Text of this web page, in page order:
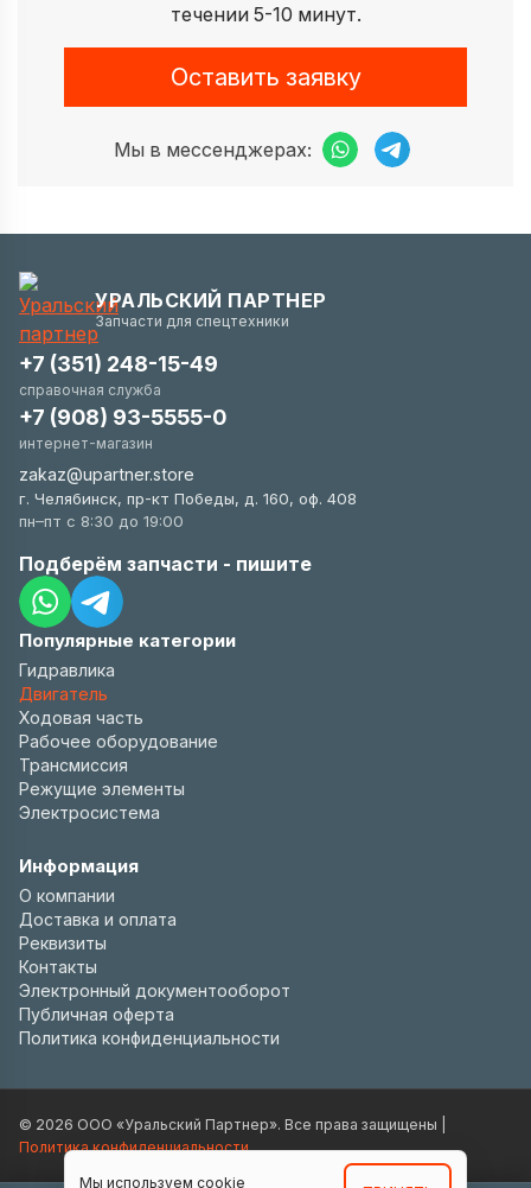
течении 5-10 минут.
Оставить заявку
Мы в мессенджерах:
УРАЛЬСКИЙ ПАРТНЕР
Запчасти для спецтехники
Популярные категории
Гидравлика
Двигатель
Ходовая часть
Рабочее оборудование
Трансмиссия
Режущие элементы
Электросистема
Информация
О компании
Доставка и оплата
Реквизиты
Контакты
Электронный документооборот
Публичная оферта
Политика конфиденциальности
+7 (351) 248-15-49
справочная служба
+7 (908) 93-5555-0
интернет-магазин
zakaz@upartner.store
г. Челябинск, пр-кт Победы, д. 160, оф. 408
пн–пт с 8:30 до 19:00
Подберём запчасти - пишите
© 2026 ООО «Уральский Партнер». Все права защищены |
Политика конфиденциальности
Мы используем cookie